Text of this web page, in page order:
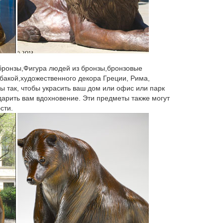
Михаил (m-pankow). 550 руб В корзину.Фигурка
садовая фигурка "Английский
от действительных цен.
роде фигурка из чешского хрусталя «Символ
года.
Дружок для подарка друзьям и коллегам (10
символ нового 2018 года! Фигурки собак по
за 450 рублей!
людей из бронзы,бронзовые
декора Греции, Рима,
так, чтобы украсить ваш дом или офис или парк
вам вдохновение. Эти предметы также могут